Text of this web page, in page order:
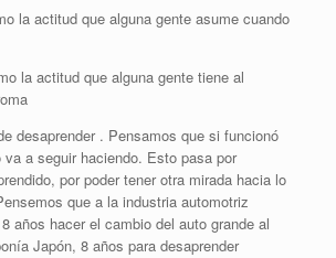
la actitud que alguna gente asume cuando
la actitud que alguna gente tiene al
desaprender . Pensamos que si funcionó
va a seguir haciendo. Esto pasa por
por poder tener otra mirada hacia lo
que a la industria automotriz
años hacer el cambio del auto grande al
Japón, 8 años para desaprender